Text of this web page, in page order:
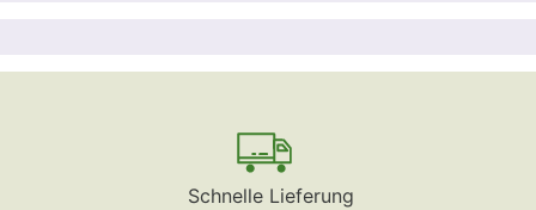
Schnelle Lieferung